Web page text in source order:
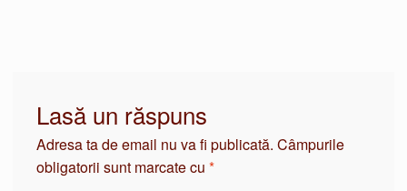
Lasă un răspuns
Adresa ta de email nu va fi publicată. Câmpurile
obligatorii sunt marcate cu *